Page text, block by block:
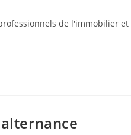
professionnels de